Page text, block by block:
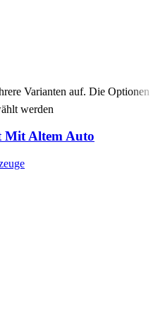
Varianten auf. Die Optionen
werden
Mit Altem Auto